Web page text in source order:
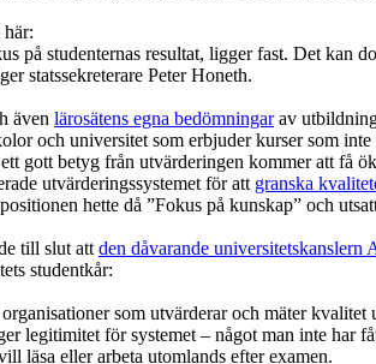
här:
på studenternas resultat, ligger fast. Det kan
statssekreterare Peter Honeth.
även lärosätens egna bedömningarav
och universitet som erbjuder kurser som
gott betyg från utvärderingen kommer att få
utvärderingssystemet för att granska
hette då ”Fokus på kunskap” och
till slut att den dåvarande universitetskanslern
studentkår:
som utvärderar och mäter
legitimitet för systemet – något man inte
läsa eller arbeta utomlands efter examen.